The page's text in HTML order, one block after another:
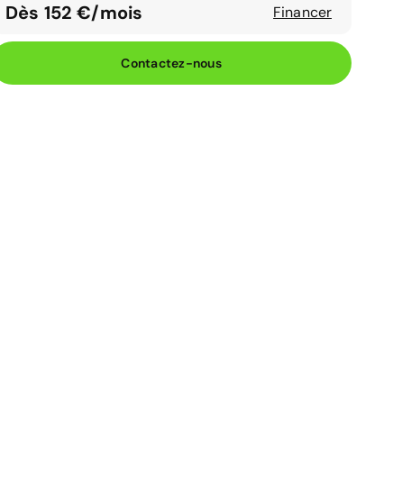
Dès 152 €/mois Financer
Contactez-nous